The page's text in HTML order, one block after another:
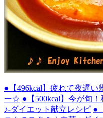
●【496kcal】疲れて夜遅い
ー☆ ●【500kcal】今が旬
♪-ダイエット献立レシピ ●